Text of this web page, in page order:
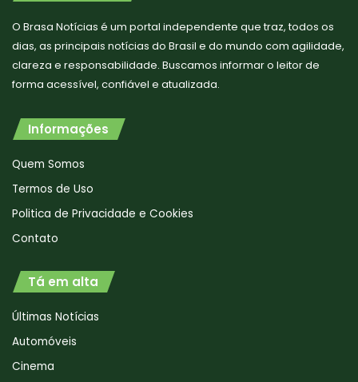
O Brasa Notícias é um portal independente que traz, todos os
dias, as principais notícias do Brasil e do mundo com agilidade,
clareza e responsabilidade. Buscamos informar o leitor de
forma acessível, confiável e atualizada.
Informações
Quem Somos
Termos de Uso
Politica de Privacidade e Cookies
Contato
Tá em alta
Últimas Notícias
Automóveis
Cinema